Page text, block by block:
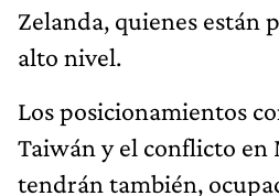
Zelanda, quienes están
alto nivel.
Los posicionamientos
Taiwán y el conflicto en
tendrán también,